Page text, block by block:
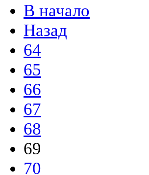
В начало
Назад
64
65
66
67
68
69
70